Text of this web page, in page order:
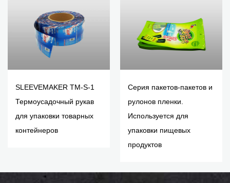
SLEEVEMAKER TM-S-1
Термоусадочный рукав
для упаковки товарных
контейнеров
Серия пакетов-пакетов и
рулонов пленки.
Используется для
упаковки пищевых
продуктов